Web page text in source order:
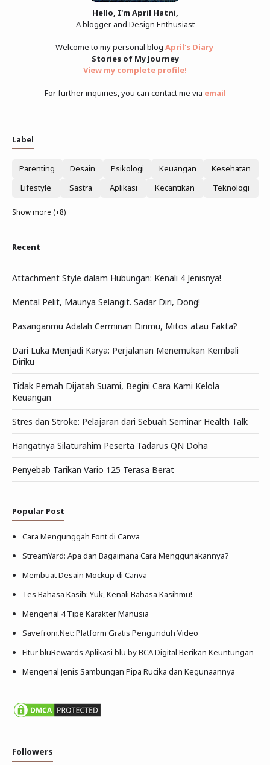
Hello, I'm April Hatni,
A blogger and Design Enthusiast
Welcome to my personal blog April's Diary
Stories of My Journey
View my complete profile!
For further inquiries, you can contact me via email
Label
Parenting Desain Psikologi Keuangan
Kesehatan
Lifestyle
Sastra Aplikasi Kecantikan Teknologi
Show more (+8)
Recent
Attachment Style dalam Hubungan: Kenali 4 Jenisnya!
Mental Pelit, Maunya Selangit. Sadar Diri, Dong!
Pasanganmu Adalah Cerminan Dirimu, Mitos atau Fakta?
Dari Luka Menjadi Karya: Perjalanan Menemukan Kembali
Diriku
Tidak Pernah Dijatah Suami, Begini Cara Kami Kelola
Keuangan
Stres dan Stroke: Pelajaran dari Sebuah Seminar Health Talk
Hangatnya Silaturahim Peserta Tadarus QN Doha
Penyebab Tarikan Vario 125 Terasa Berat
Popular Post
Cara Mengunggah Font di Canva
StreamYard: Apa dan Bagaimana Cara Menggunakannya?
Membuat Desain Mockup di Canva
Tes Bahasa Kasih: Yuk, Kenali Bahasa Kasihmu!
Mengenal 4 Tipe Karakter Manusia
Savefrom.Net: Platform Gratis Pengunduh Video
Fitur bluRewards Aplikasi blu by BCA Digital Berikan Keuntungan
Mengenal Jenis Sambungan Pipa Rucika dan Kegunaannya
Followers